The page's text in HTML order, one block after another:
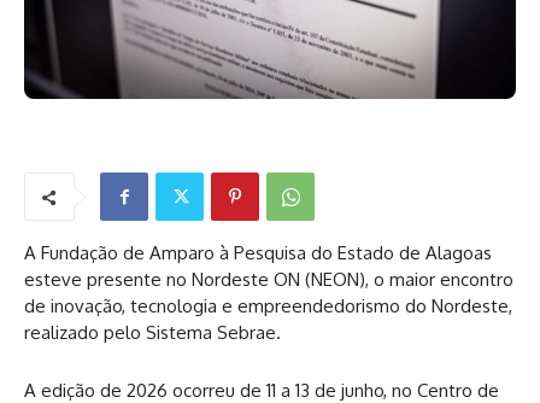
A Fundação de Amparo à Pesquisa do Estado de Alagoas
esteve presente no Nordeste ON (NEON), o maior encontro
de inovação, tecnologia e empreendedorismo do Nordeste,
realizado pelo Sistema Sebrae.
A edição de 2026 ocorreu de 11 a 13 de junho, no Centro de